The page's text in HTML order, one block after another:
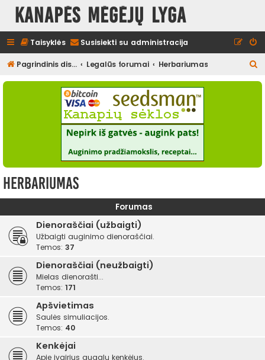
Kanapės mėgėjų lyga
Taisyklės Susisiekti su administracija
Pagrindinis diskusijų puslapis Legalūs forumai Herbariumas
e
Herbariumas
Forumas
Dienoraščiai (užbaigti)
Užbaigti auginimo dienoraščiai.
Temos: 37
Dienoraščiai (neužbaigti)
Mielas dienorašti...
Temos: 171
Apšvietimas
Saulės simuliacijos.
Temos: 40
Kenkėjai
Apie įvairius augalų kenkėjus.